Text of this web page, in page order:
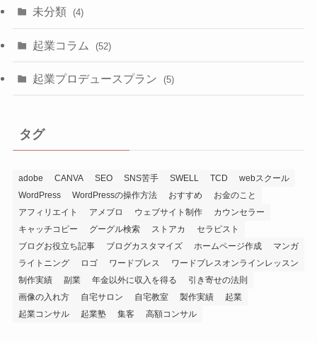
未分類 (4)
起業コラム (52)
起業プロデュースプラン (5)
タグ
adobe CANVA SEO SNS苦手 SWELL TCD
webスクール
WordPress
WordPressの操作方法 おすすめ
お金のこと
アフィリエイト
アメブロ ウェブサイト制作
カウンセラー
キャッチコピー
グーグル検索 ストアカ
セラピスト
ブログお役立ち記事
ブログカスタマイズ ホームページ作成
マンガ
ライトニング
ロゴ ワードプレス
ワードプレスオンラインレッスン
制作実績
副業 年金以外に収入を得る
引き寄せの法則
画像の入れ方
自宅サロン 自宅教室 製作実績
起業
起業コンサル
起業塾 集客 高額コンサル